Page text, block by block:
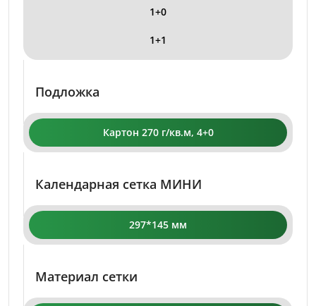
1+0
1+1
Подложка
Картон 270 г/кв.м, 4+0
Календарная сетка МИНИ
297*145 мм
Материал сетки